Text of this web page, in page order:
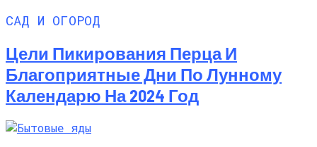
САД И ОГОРОД
Цели Пикирования Перца И
Благоприятные Дни По Лунному
Календарю На 2024 Год